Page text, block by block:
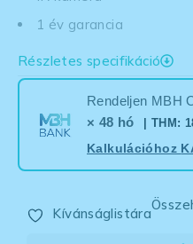
1 év garancia
Részletes specifikáció
Rendeljen MBH
× 48 hó
| THM:
Kalkulációhoz
Kívánságlistára